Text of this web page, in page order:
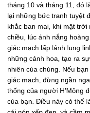
tháng 10 và tháng 11, đó
lại những bức tranh tuyệt
khắc ban mai, khi mặt
chiều, lúc ánh nắng
giác mạch lấp lánh lung
những cánh hoa, tạo ra
nhiên của chúng. Nếu
giác mạch, đừng ngần
thống của người H'Mông
của bạn. Điều này có thể